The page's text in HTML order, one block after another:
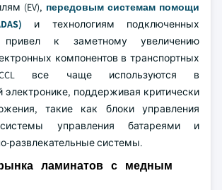
(EV), передовым системам помощи
и технологиям подключенных
привел к заметному увеличению
компонентов в транспортных
CCL все чаще используются в
электронике, поддерживая критически
такие как блоки управления
управления батареями и
развлекательные системы.
ламинатов с медным